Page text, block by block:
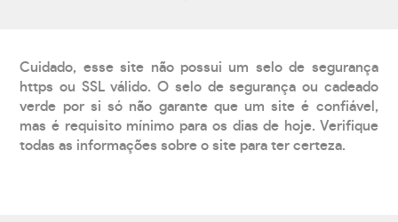
Cuidado, esse site não possui um selo de segurança
https ou SSL válido. O selo de segurança ou cadeado
verde por si só não garante que um site é confiável,
mas é requisito mínimo para os dias de hoje. Verifique
todas as informações sobre o site para ter certeza.